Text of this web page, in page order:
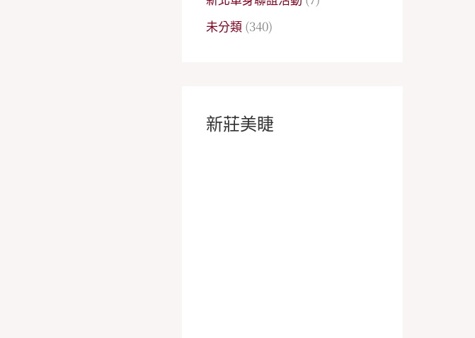
未分類 (340)
新莊美睫